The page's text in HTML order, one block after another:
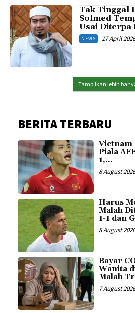
Tak Tinggal
Solmed
Usai Diterpa
NEWS 17 April
Tampilkan lebih
BERITA TERBARU
Vietnam
Piala
1,...
8 August
Harus
Malah
1-1 dan
8 August
Bayar
Wanita
Malah
7 August